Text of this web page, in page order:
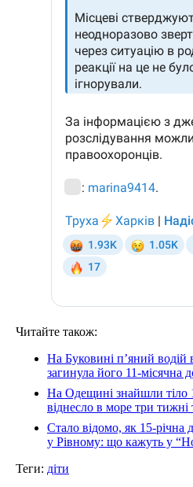
Читайте також:
На Буковині п’яний
загинула його 11-місячна
На Одещині знайшли тіло
віднесло в море три тижні
Стало відомо, як 15-річна
у Рівному: що кажуть у
Теги: діти